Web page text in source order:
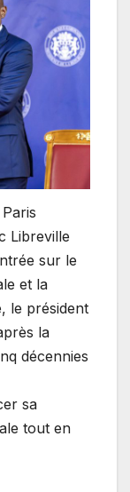
Libreville
sur le
et la
le président
la
décennies
sa
tout en